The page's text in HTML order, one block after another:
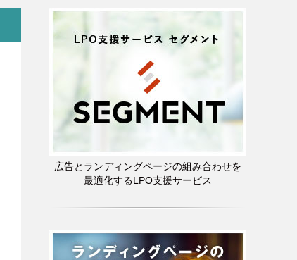
広告とランディングページの組み合わせを
最適化するLPO支援サービス